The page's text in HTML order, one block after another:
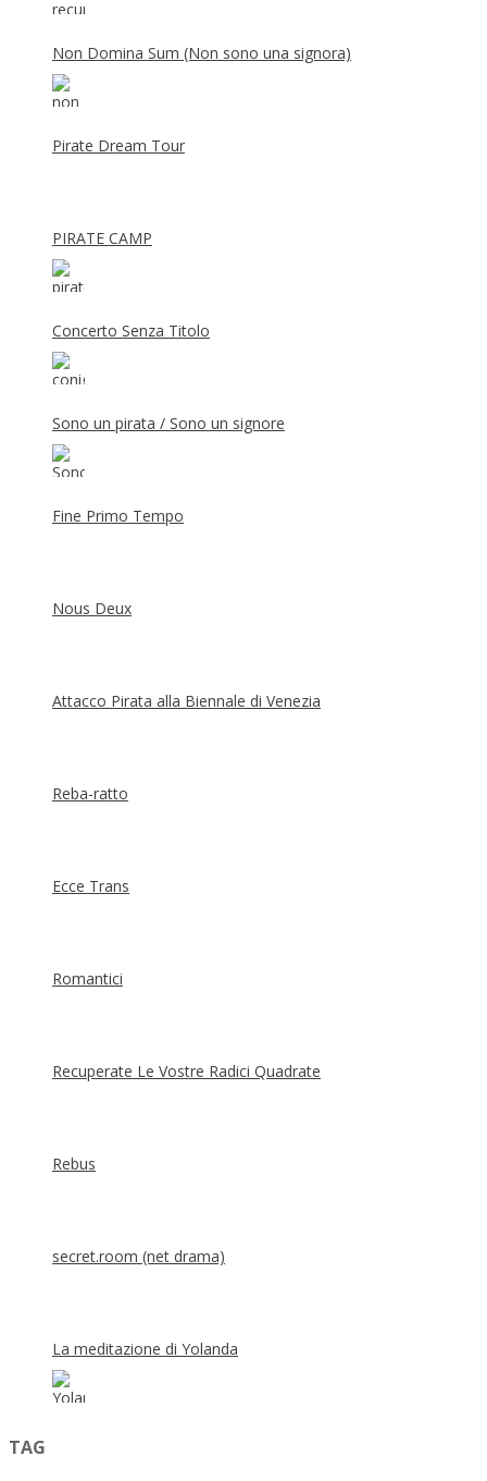
Non Domina Sum (Non sono una signora)
Pirate Dream Tour
PIRATE CAMP
Concerto Senza Titolo
Sono un pirata / Sono un signore
Fine Primo Tempo
Nous Deux
Attacco Pirata alla Biennale di Venezia
Reba-ratto
Ecce Trans
Romantici
Recuperate Le Vostre Radici Quadrate
Rebus
secret.room (net drama)
La meditazione di Yolanda
TAG